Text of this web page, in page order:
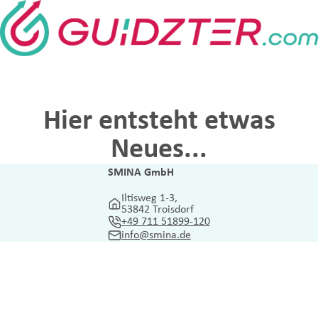
Hier entsteht etwas
Neues...
SMINA GmbH
Iltisweg 1-3,
53842 Troisdorf
+49 711 51899-120
info@smina.de